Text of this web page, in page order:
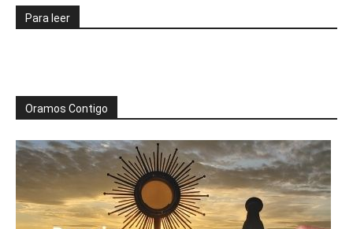
Para leer
Oramos Contigo